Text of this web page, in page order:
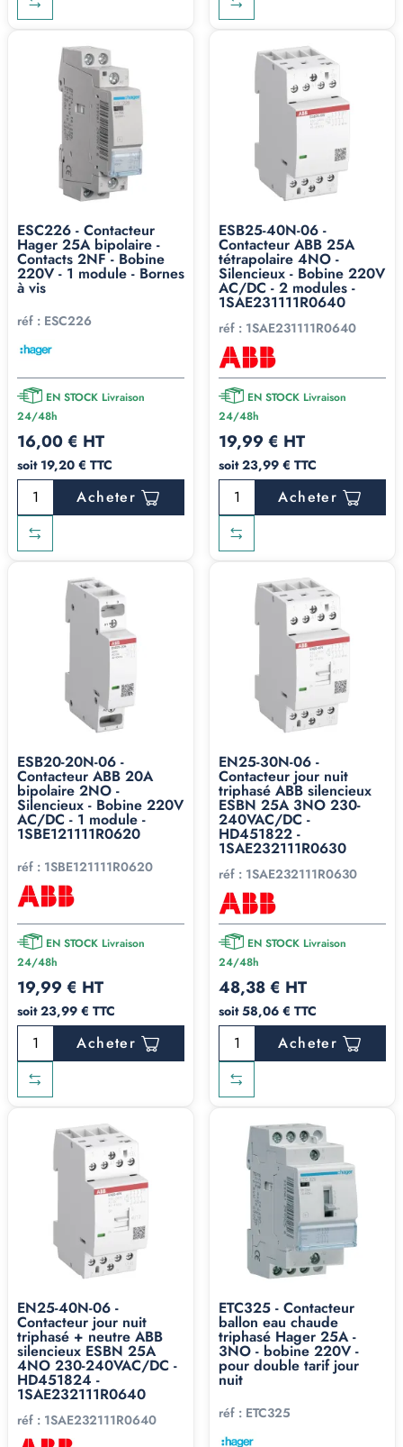
ESC226 - Contacteur
Hager 25A bipolaire -
Contacts 2NF - Bobine
220V - 1 module - Bornes
à vis
réf : ESC226
EN STOCK Livraison
24/48h
16,00 € HT
soit 19,20 € TTC
Acheter
ESB25-40N-06 -
Contacteur ABB 25A
tétrapolaire 4NO -
Silencieux - Bobine 220V
AC/DC - 2 modules -
1SAE231111R0640
réf : 1SAE231111R0640
EN STOCK Livraison
24/48h
19,99 € HT
soit 23,99 € TTC
Acheter
ESB20-20N-06 -
Contacteur ABB 20A
bipolaire 2NO -
Silencieux - Bobine 220V
AC/DC - 1 module -
1SBE121111R0620
réf : 1SBE121111R0620
EN STOCK Livraison
24/48h
19,99 € HT
soit 23,99 € TTC
Acheter
EN25-30N-06 -
Contacteur jour nuit
triphasé ABB silencieux
ESBN 25A 3NO 230-
240VAC/DC -
HD451822 -
1SAE232111R0630
réf : 1SAE232111R0630
EN STOCK Livraison
24/48h
48,38 € HT
soit 58,06 € TTC
Acheter
EN25-40N-06 -
Contacteur jour nuit
triphasé + neutre ABB
silencieux ESBN 25A
4NO 230-240VAC/DC -
HD451824 -
1SAE232111R0640
réf : 1SAE232111R0640
ETC325 - Contacteur
ballon eau chaude
triphasé Hager 25A -
3NO - bobine 220V -
pour double tarif jour
nuit
réf : ETC325